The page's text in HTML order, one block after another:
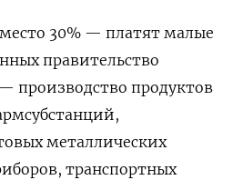
30% — платят малые
правительство
производство продуктов
металлических
транспортных